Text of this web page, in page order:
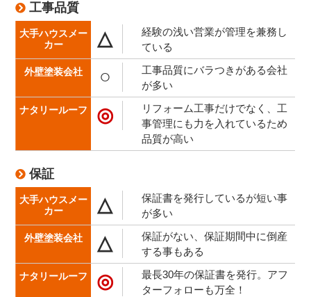
工事品質
△
経験の浅い営業が管理を兼務し
ている
○
工事品質にバラつきがある会社
が多い
◎
リフォーム工事だけでなく、工
事管理にも力を入れているため
品質が高い
保証
△
保証書を発行しているが短い事
が多い
△
保証がない、保証期間中に倒産
する事もある
◎
最長30年の保証書を発行。アフ
ターフォローも万全！